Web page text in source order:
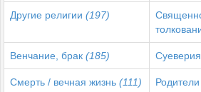
Другие религии (197)
Венчание, брак (185)
Смерть / вечная жизнь (111)